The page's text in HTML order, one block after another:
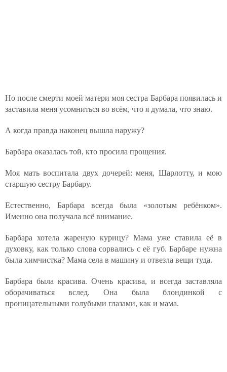
Но после смерти моей матери моя сестра Барбара появилась и
заставила меня усомниться во всём, что я думала, что знаю.
А когда правда наконец вышла наружу?
Барбара оказалась той, кто просила прощения.
Моя мать воспитала двух дочерей: меня, Шарлотту, и мою
старшую сестру Барбару.
Естественно, Барбара всегда была «золотым ребёнком».
Именно она получала всё внимание.
Барбара хотела жареную курицу? Мама уже ставила её в
духовку, как только слова сорвались с её губ. Барбаре нужна
была химчистка? Мама села в машину и отвезла вещи туда.
Барбара была красива. Очень красива, и всегда заставляла
оборачиваться вслед. Она была блондинкой с
проницательными голубыми глазами, как и мама.